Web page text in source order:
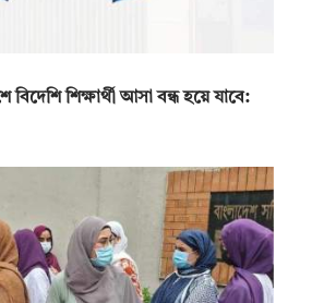
শিক্ষার্থী আসা বন্ধ হয়ে যাবে: